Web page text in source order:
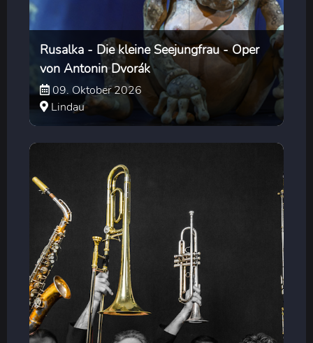
Rusalka - Die kleine Seejungfrau - Oper
von Antonin Dvorák
09. Oktober 2026
Lindau